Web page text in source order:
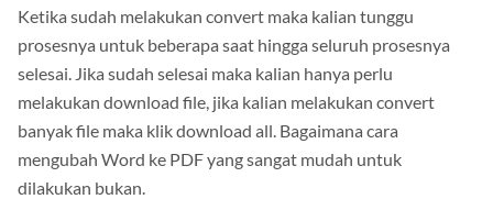
Ketika sudah melakukan convert maka kalian tunggu
prosesnya untuk beberapa saat hingga seluruh prosesnya
selesai. Jika sudah selesai maka kalian hanya perlu
melakukan download file, jika kalian melakukan convert
banyak file maka klik download all. Bagaimana cara
mengubah Word ke PDF yang sangat mudah untuk
dilakukan bukan.